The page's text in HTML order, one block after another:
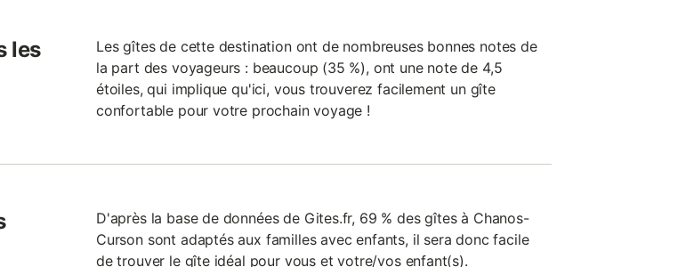
les
Les gîtes de cette destination ont de nombreuses bonnes notes de
la part des voyageurs : beaucoup (35 %), ont une note de 4,5
étoiles, qui implique qu'ici, vous trouverez facilement un gîte
confortable pour votre prochain voyage !
D'après la base de données de Gites.fr, 69 % des gîtes à Chanos-
Curson sont adaptés aux familles avec enfants, il sera donc facile
de trouver le gîte idéal pour vous et votre/vos enfant(s).